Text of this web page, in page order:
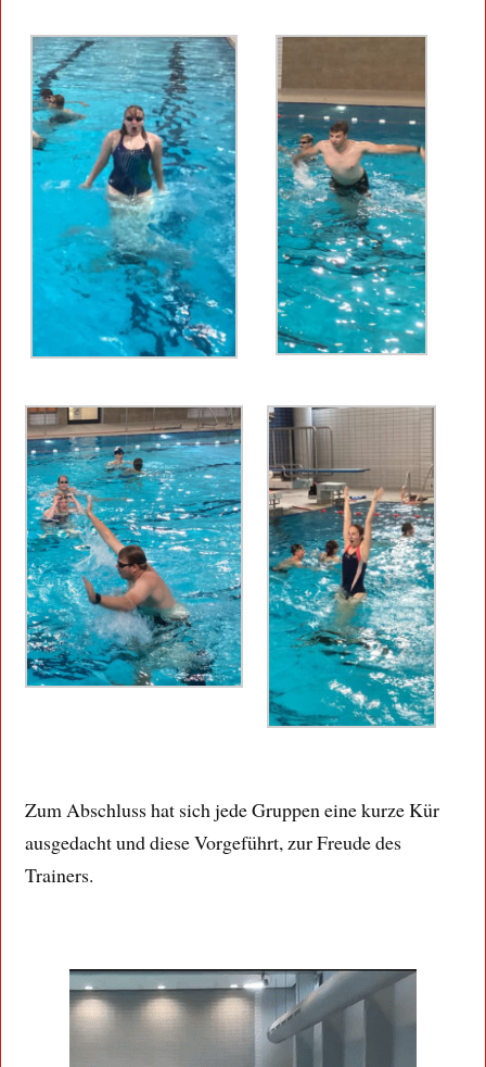
Zum Abschluss hat sich jede Gruppen eine kurze Kür
ausgedacht und diese Vorgeführt, zur Freude des
Trainers.